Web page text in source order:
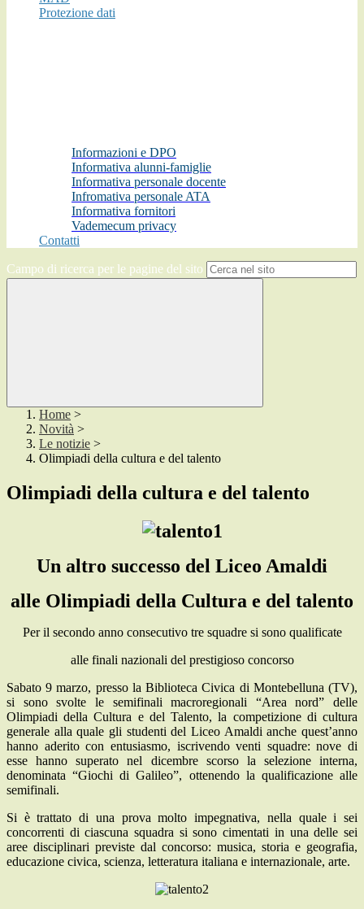
Protezione dati
Informazioni e DPO
Informativa alunni-famiglie
Informativa personale docente
Infromativa personale ATA
Informativa fornitori
Vademecum privacy
Contatti
Campo di ricerca per le pagine del sito
Home >
Novità >
Le notizie >
Olimpiadi della cultura e del talento
Olimpiadi della cultura e del talento
Un altro successo del Liceo Amaldi
alle Olimpiadi della Cultura e del talento
Per il secondo anno consecutivo tre squadre si sono qualificate
alle finali nazionali del prestigioso concorso
Sabato 9 marzo, presso la Biblioteca Civica di Montebelluna (TV),
si sono svolte le semifinali macroregionali “Area nord” delle
Olimpiadi della Cultura e del Talento, la competizione di cultura
generale alla quale gli studenti del Liceo Amaldi anche quest’anno
hanno aderito con entusiasmo, iscrivendo venti squadre: nove di
esse hanno superato nel dicembre scorso la selezione interna,
denominata “Giochi di Galileo”, ottenendo la qualificazione alle
semifinali.
Si è trattato di una prova molto impegnativa, nella quale i sei
concorrenti di ciascuna squadra si sono cimentati in una delle sei
aree disciplinari previste dal concorso: musica, storia e geografia,
educazione civica, scienza, letteratura italiana e internazionale, arte.